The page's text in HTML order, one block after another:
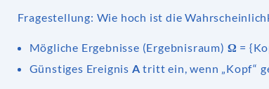
Fragestellung: Wie hoch ist die
Mögliche Ergebnisse (Ergebnisraum) Ω =
Günstiges Ereignis A tritt ein, wenn „Kopf“